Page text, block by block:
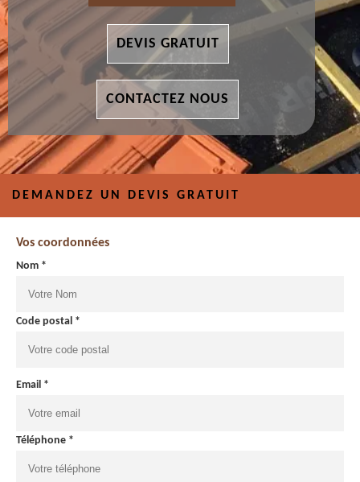
DEVIS GRATUIT
CONTACTEZ NOUS
DEMANDEZ UN DEVIS GRATUIT
Vos coordonnées
Nom *
Code postal *
Email *
Téléphone *